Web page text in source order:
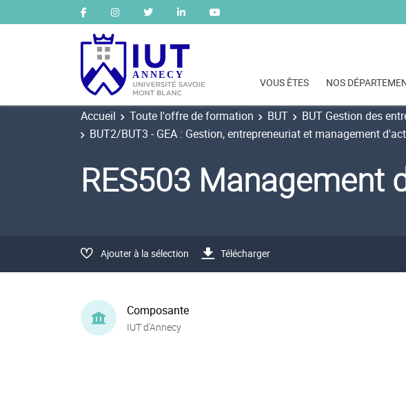
VOUS ÊTES NOS
Accueil Toute l'offre de formation BUT
BUT Gestion des
BUT2/BUT3 - GEA : Gestion, entrepreneuriat et management
RES503 Management
Ajouter à la sélection Télécharger
Composante
IUT d'Annecy